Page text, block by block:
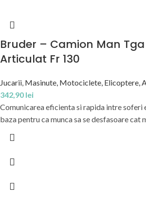
Bruder – Camion Man
Articulat Fr 130
Jucarii, Masinute, Motociclete, Elicoptere,
342,90 lei
Comunicarea eficienta si rapida intre soferi
baza pentru ca munca sa se desfasoare cat